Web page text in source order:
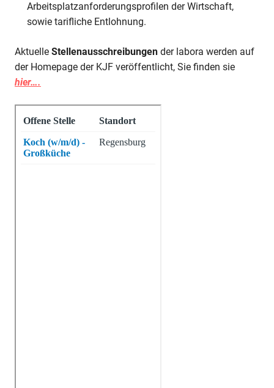
Arbeitsplatzanforderungsprofilen der Wirtschaft,
sowie tarifliche Entlohnung.
Aktuelle Stellenausschreibungen der labora werden auf
der Homepage der KJF veröffentlicht, Sie finden sie
hier….